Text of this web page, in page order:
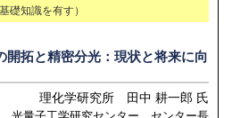
礎知識を有す）
開拓と精密分光：現状と将来に向
理化学研究所 田中 耕一郎 氏